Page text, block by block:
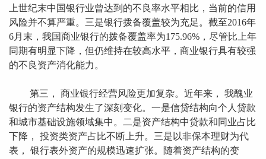
上世纪末中国银行业曾达到的不良率水平相比，当前的信用
风险并不算严重。三是银行拨备覆盖较为充足。截至2016年
6月末，我国商业银行的拨备覆盖率为175.96%，尽管比上年
同期有明显下降，但仍维持在较高水平，商业银行具有较强
的不良资产消化能力。
第三， 商业银行经营风险更加复杂。近年来， 我醜业
银行的资产结构发生了深刻变化。一是信贷结构向个人贷款
和城市基础设施领域集中。二是资产结构中贷款和同业占比
下降， 投资类资产占比不断上升。三是以非保本理财为代
表， 银行表外资产的规模迅速扩张。随着资产结构的变